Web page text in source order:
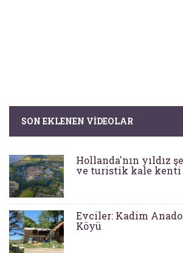
SON EKLENEN VIDEOLAR
Hollanda'nın yıldız
ve turistik kale kenti
Evciler: Kadim
Köyü